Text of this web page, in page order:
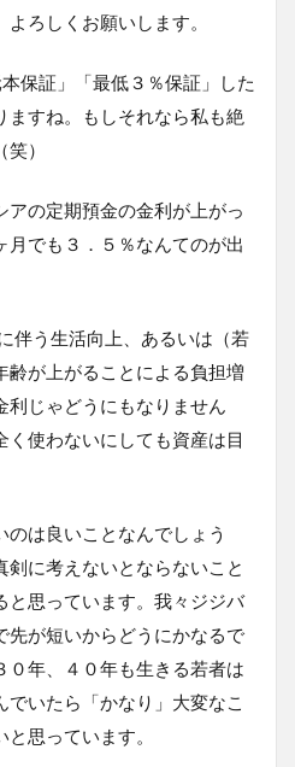
ろしくお願いします。
保証」「最低３％保証」した
ますね。もしそれなら私も絶
）
アの定期預金の金利が上がっ
でも３．５％なんてのが出
伴う生活向上、あるいは（若
齢が上がることによる負担増
じゃどうにもなりません
く使わないにしても資産は目
は良いことなんでしょう
剣に考えないとならないこと
と思っています。我々ジジバ
先が短いからどうにかなるで
０年、４０年も生きる若者は
でいたら「かなり」大変なこ
思っています。